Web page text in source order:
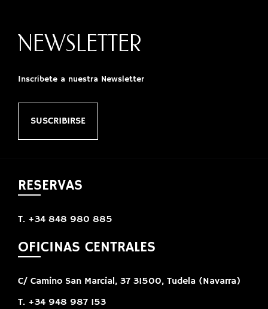
NEWSLETTER
Inscríbete a nuestra Newsletter
SUSCRIBIRSE
RESERVAS
T. +34 848 980 885
OFICINAS CENTRALES
C/ Camino San Marcial, 37 31500, Tudela (Navarra)
T. +34 948 987 153